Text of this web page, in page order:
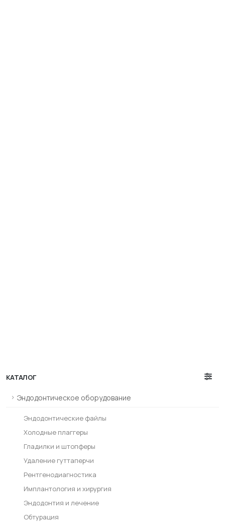
КАТАЛОГ
Эндодонтическое оборудование
Эндодонтические файлы
Холодные плаггеры
Гладилки и штопферы
Удаление гуттаперчи
Рентгенодиагностика
Имплантология и хирургия
Эндодонтия и лечение
Обтурация